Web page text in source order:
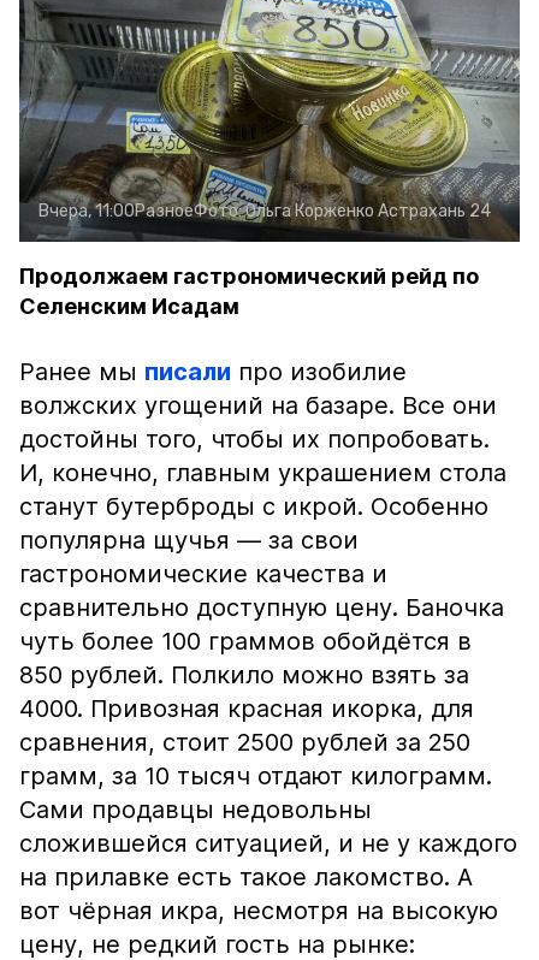
Вчера, 11:00РазноеФото:Ольга Корженко Астрахань 24
Продолжаем гастрономический рейд по
Селенским Исадам
Ранее мы писали про изобилие
волжских угощений на базаре. Все они
достойны того, чтобы их попробовать.
И, конечно, главным украшением стола
станут бутерброды с икрой. Особенно
популярна щучья — за свои
гастрономические качества и
сравнительно доступную цену. Баночка
чуть более 100 граммов обойдётся в
850 рублей. Полкило можно взять за
4000. Привозная красная икорка, для
сравнения, стоит 2500 рублей за 250
грамм, за 10 тысяч отдают килограмм.
Сами продавцы недовольны
сложившейся ситуацией, и не у каждого
на прилавке есть такое лакомство. А
вот чёрная икра, несмотря на высокую
цену, не редкий гость на рынке: